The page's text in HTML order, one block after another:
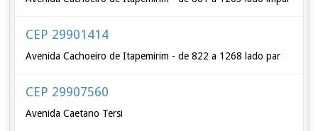
CEP 29901414
Avenida Cachoeiro de Itapemirim - de 822 a 1268 lado par
CEP 29907560
Avenida Caetano Tersi